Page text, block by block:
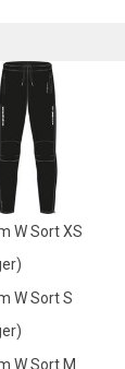
W Sort XS
W Sort S
W Sort M